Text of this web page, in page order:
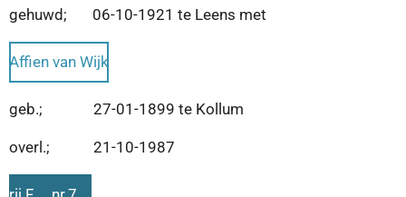
gehuwd; 06-10-1921 te Leens met
Affien van Wijk
geb.; 27-01-1899 te Kollum
overl.; 21-10-1987